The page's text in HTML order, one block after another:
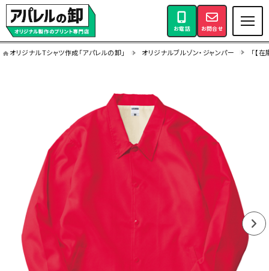
お電話 お問合せ
オリジナルTシャツ作成「アパレルの卸」 オリジナルブルゾン・ジャンパー 「【